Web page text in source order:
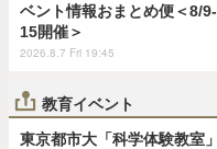
ベント情報おまとめ便＜8/9-
15開催＞
2026.8.7 Fri 19:45
教育イベント
東京都市大「科学体験教室」